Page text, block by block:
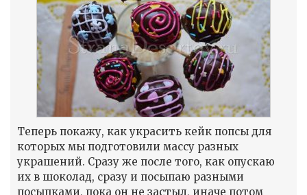
Теперь покажу, как украсить кейк попсы для
которых мы подготовили массу разных
украшений. Сразу же после того, как опускаю
их в шоколад, сразу и посыпаю разными
посыпками, пока он не застыл, иначе потом